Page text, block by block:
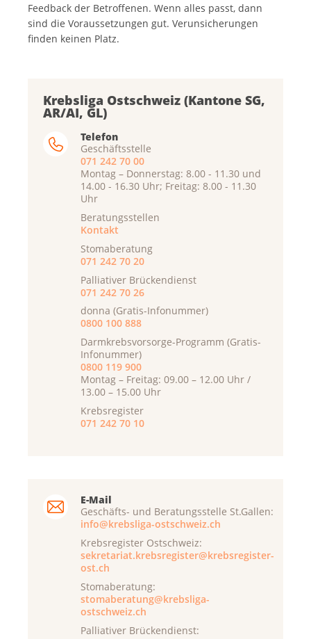
Feedback der Betroffenen. Wenn alles passt, dann
sind die Voraussetzungen gut. Verunsicherungen
finden keinen Platz.
Krebsliga Ostschweiz (Kantone SG,
AR/AI, GL)
Telefon
Geschäftsstelle
071 242 70 00
Montag – Donnerstag: 8.00 - 11.30 und
14.00 - 16.30 Uhr; Freitag: 8.00 - 11.30
Uhr
Beratungsstellen
Kontakt
Stomaberatung
071 242 70 20
Palliativer Brückendienst
071 242 70 26
donna (Gratis-Infonummer)
0800 100 888
Darmkrebsvorsorge-Programm (Gratis-
Infonummer)
0800 119 900
Montag – Freitag: 09.00 – 12.00 Uhr /
13.00 – 15.00 Uhr
Krebsregister
071 242 70 10
E-Mail
Geschäfts- und Beratungsstelle St.Gallen:
info@krebsliga-ostschweiz.ch
Krebsregister Ostschweiz:
sekretariat.krebsregister@krebsregister-
ost.ch
Stomaberatung:
stomaberatung@krebsliga-
ostschweiz.ch
Palliativer Brückendienst: